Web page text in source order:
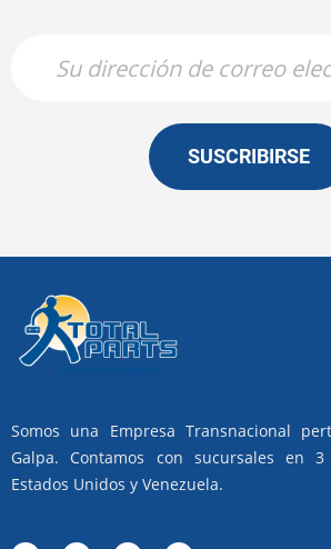
SUSCRIBIRSE
Somos una Empresa Transnacional
Galpa. Contamos con sucursales en 3
Estados Unidos y Venezuela.